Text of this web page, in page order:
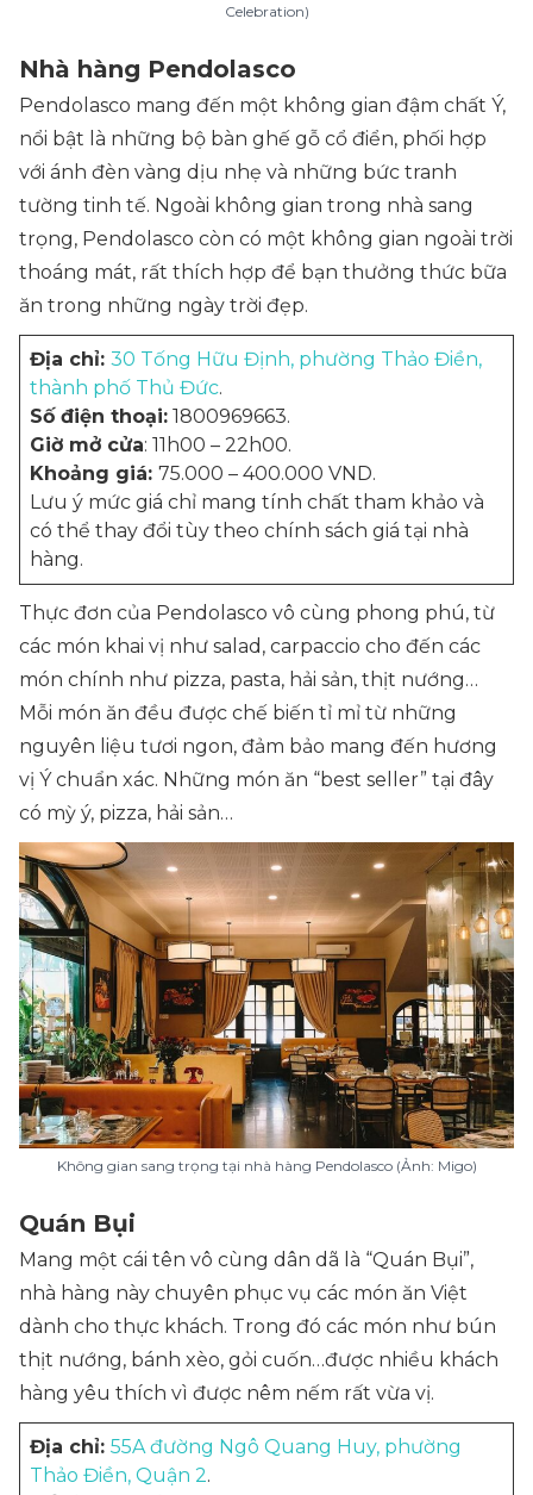
Celebration)
Nhà hàng Pendolasco
Pendolasco mang đến một không gian đậm chất Ý,
nổi bật là những bộ bàn ghế gỗ cổ điển, phối hợp
với ánh đèn vàng dịu nhẹ và những bức tranh
tường tinh tế. Ngoài không gian trong nhà sang
trọng, Pendolasco còn có một không gian ngoài trời
thoáng mát, rất thích hợp để bạn thưởng thức bữa
ăn trong những ngày trời đẹp.
Địa chỉ: 30 Tống Hữu Định, phường Thảo Điền,
thành phố Thủ Đức.
Số điện thoại: 1800969663.
Giờ mở cửa: 11h00 – 22h00.
Khoảng giá: 75.000 – 400.000 VND.
Lưu ý mức giá chỉ mang tính chất tham khảo và
có thể thay đổi tùy theo chính sách giá tại nhà
hàng.
Thực đơn của Pendolasco vô cùng phong phú, từ
các món khai vị như salad, carpaccio cho đến các
món chính như pizza, pasta, hải sản, thịt nướng…
Mỗi món ăn đều được chế biến tỉ mỉ từ những
nguyên liệu tươi ngon, đảm bảo mang đến hương
vị Ý chuẩn xác. Những món ăn “best seller” tại đây
có mỳ ý, pizza, hải sản…
Không gian sang trọng tại nhà hàng Pendolasco (Ảnh: Migo)
Quán Bụi
Mang một cái tên vô cùng dân dã là “Quán Bụi”,
nhà hàng này chuyên phục vụ các món ăn Việt
dành cho thực khách. Trong đó các món như bún
thịt nướng, bánh xèo, gỏi cuốn…được nhiều khách
hàng yêu thích vì được nêm nếm rất vừa vị.
Địa chỉ: 55A đường Ngô Quang Huy, phường
Thảo Điền, Quận 2.